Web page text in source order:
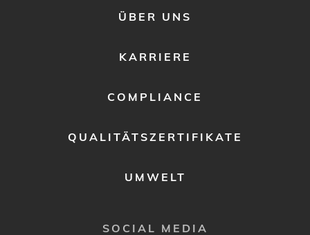
ÜBER UNS
KARRIERE
COMPLIANCE
QUALITÄTSZERTIFIKATE
UMWELT
SOCIAL MEDIA